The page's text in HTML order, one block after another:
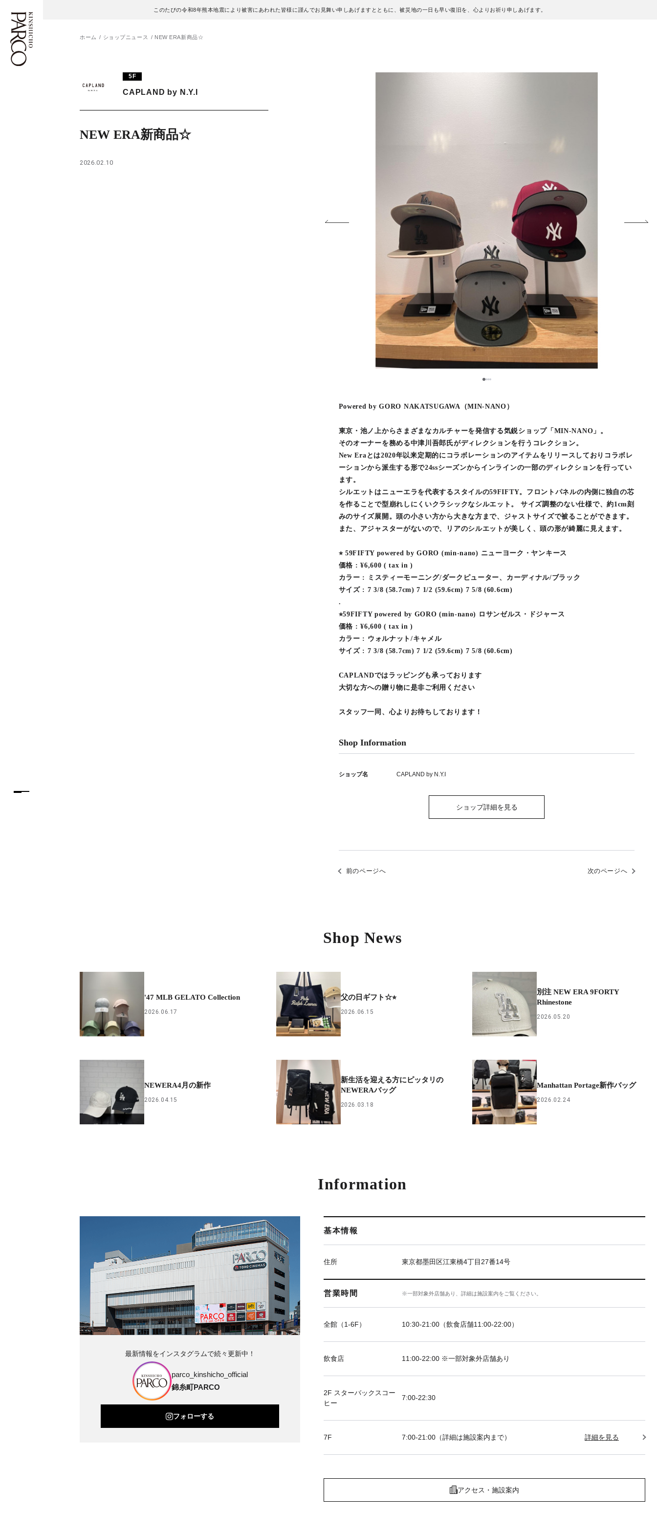
このたびの令和8年熊本地震により被害にあわれた皆様に謹んでお見舞い申しあげますとともに、被災地の一日も早い復旧を、心よりお祈り申しあげます。
施設案内・アクセス
ホーム ショップニュース NEW ERA新商品☆
5F
CAPLAND by N.Y.I
NEW ERA新商品☆
2026.02.10
1234
Powered by GORO NAKATSUGAWA（MIN-NANO）
東京・池ノ上からさまざまなカルチャーを発信する気鋭ショップ「MIN-NANO」。
そのオーナーを務める中津川吾郎氏がディレクションを行うコレクション。
New Eraとは2020年以来定期的にコラボレーションのアイテムをリリースしておりコラボレ
ーションから派生する形で24ssシーズンからインラインの一部のディレクションを行ってい
ます。
シルエットはニューエラを代表するスタイルの59FIFTY。フロントパネルの内側に独自の芯
を作ることで型崩れしにくいクラシックなシルエット。 サイズ調整のない仕様で、約1cm刻
みのサイズ展開。頭の小さい方から大きな方まで、ジャストサイズで被ることができます。
また、アジャスターがないので、リアのシルエットが美しく、頭の形が綺麗に見えます。
⭐︎ 59FIFTY powered by GORO (min-nano) ニューヨーク・ヤンキース
価格 : ¥6,600 ( tax in )
カラー : ミスティーモーニング/ダークピューター、カーディナル/ブラック
サイズ : 7 3/8 (58.7cm) 7 1/2 (59.6cm) 7 5/8 (60.6cm)
.
⭐︎59FIFTY powered by GORO (min-nano) ロサンゼルス・ドジャース
価格 : ¥6,600 ( tax in )
カラー : ウォルナット/キャメル
サイズ : 7 3/8 (58.7cm) 7 1/2 (59.6cm) 7 5/8 (60.6cm)
CAPLANDではラッピングも承っております
大切な方への贈り物に是非ご利用ください
スタッフ一同、心よりお待ちしております！
Shop Information
ショップ名 CAPLAND by N.Y.I
ショップ詳細を見る
前のページへ 次のページへ
Shop News
'47 MLB GELATO Collection
2026.06.17
父の日ギフト☆⭐︎
2026.06.15
別注 NEW ERA 9FORTY
Rhinestone
2026.05.20
NEWERA4月の新作
2026.04.15
新生活を迎える方にピッタリの
NEWERAバッグ
2026.03.18
Manhattan Portage新作バッグ
2026.02.24
Information
基本情報
住所 東京都墨田区江東橋4丁目27番14号
営業時間 ※一部対象外店舗あり、詳細は施設案内をご覧ください。
全館（1-6F） 10:30-21:00（飲食店舗11:00-22:00）
飲食店 11:00-22:00 ※一部対象外店舗あり
2F スターバックスコー
ヒー
7:00-22:30
7F 7:00-21:00（詳細は施設案内まで） 詳細を見る
アクセス・施設案内
最新情報をインスタグラムで続々更新中！
parco_kinshicho_official
錦糸町PARCO
フォローする